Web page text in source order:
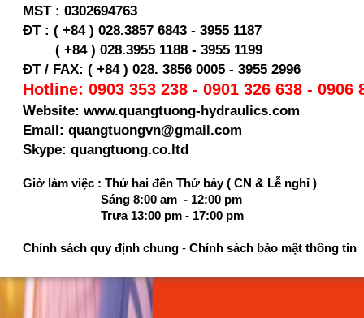
MST : 0302694763
ĐT : ( +84 ) 028.3857 6843 - 3955 1187
( +84 ) 028.3955 1188 - 3955 1199
ĐT / FAX: ( +84 ) 028. 3856 0005 - 3955 2996
Hotline: 0903 353 238 - 0901 326 638 - 0906
Website: www.quangtuong-hydraulics.com
Email: quangtuongvn@gmail.com
Skype: quangtuong.co.ltd
Giờ làm việc : Thứ hai đến Thứ bảy ( CN & Lễ nghỉ )
Sáng 8:00 am - 12:00 pm
Trưa 13:00 pm - 17:00 pm
Chính sách quy định chung - Chính sách bảo mật thông tin